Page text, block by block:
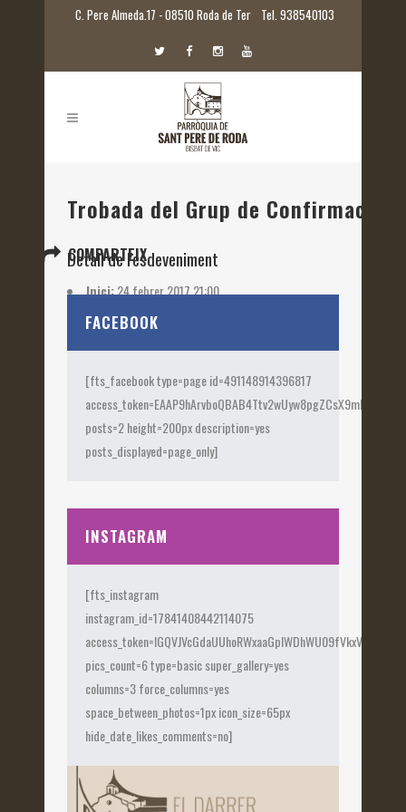
C. Pere Almeda.17 - 08510 Roda de Ter Tel. 938540103
Trobada del Grup de Confirmació
Detall de l'esdeveniment
Inici:24 febrer 2017 21:00
Etiquetes:2017
COMPARTEIX
FACEBOOK
[fts_facebook type=page id=491148914396817
posts=2 height=200px description=yes
posts_displayed=page_only]
INSTAGRAM
[fts_instagram
instagram_id=17841408442114075
pics_count=6 type=basic super_gallery=yes
columns=3 force_columns=yes
space_between_photos=1px icon_size=65px
hide_date_likes_comments=no]